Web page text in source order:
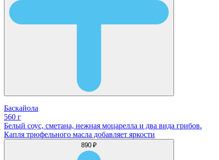
Баскайола
560 г
Белый соус, сметана, нежная моцарелла и два вида грибов.
Капля трюфельного масла добавляет яркости
890 ₽